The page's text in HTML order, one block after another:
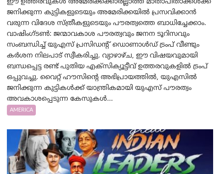
ഈ ഉത്തരവുകൾ അമേരിക്കക്കാരല്ലാത്ത മാതാപിതാക്കൾക്ക്
ജനിക്കുന്ന കുട്ടികളുടെയും അമേരിക്കയിൽ പ്രസവിക്കാൻ
വരുന്ന വിദേശ സ്ത്രീകളുടെയും പൗരത്വത്തെ ബാധിച്ചേക്കാം.
വാഷിംഗ്ടണ്‍: ജന്മാവകാശ പൗരത്വവും ജനന ടൂറിസവും
സംബന്ധിച്ച് യുഎസ് പ്രസിഡന്റ് ഡൊണാൾഡ് ട്രംപ് വീണ്ടും
കർശന നിലപാട് സ്വീകരിച്ചു. വ്യാഴാഴ്ച, ഈ വിഷയവുമായി
ബന്ധപ്പെട്ട രണ്ട് പുതിയ എക്സിക്യൂട്ടീവ് ഉത്തരവുകളിൽ ട്രംപ്
ഒപ്പുവച്ചു. വൈറ്റ് ഹൗസിന്റെ അഭിപ്രായത്തിൽ, യുഎസിൽ
ജനിക്കുന്ന കുട്ടികൾക്ക് യാന്ത്രികമായി യുഎസ് പൗരത്വം
അവകാശപ്പെടുന്ന കേസുകൾ...
AMERICA